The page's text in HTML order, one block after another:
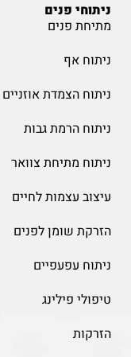
ניתוחי פנים
מתיחת פנים
ניתוח אף
ניתוח הצמדת אוזניים
ניתוח הרמת גבות
ניתוח מתיחת צוואר
עיצוב עצמות לחיים
הזרקת שומן לפנים
ניתוח עפעפיים
טיפולי פילינג
הזרקות